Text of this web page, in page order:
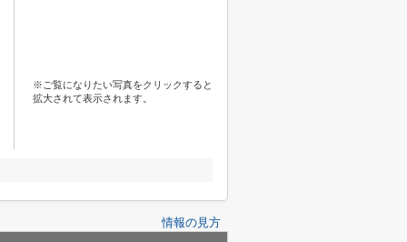
※ご覧になりたい写真をクリックすると
拡大されて表示されます。
情報の見方